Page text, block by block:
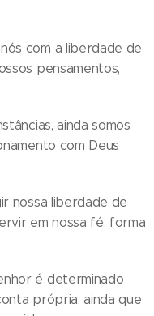
com a liberdade de
pensamentos,
ainda somos
com Deus
nossa liberdade de
em nossa fé, forma
é determinado
própria, ainda que